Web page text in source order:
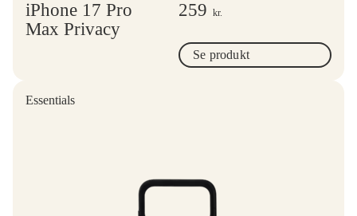
iPhone 17 Pro
Max Privacy
259 kr.
Se produkt
Essentials